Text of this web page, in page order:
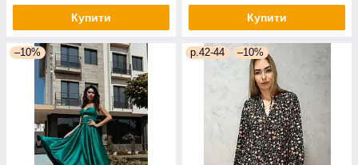
Купити Купити
–10% р.42-44 –10%